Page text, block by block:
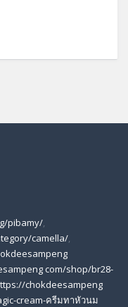
pibamy/,
camella/,
com/shop/br28-
chokdeesampeng
cream-ครีมทาหัวนม